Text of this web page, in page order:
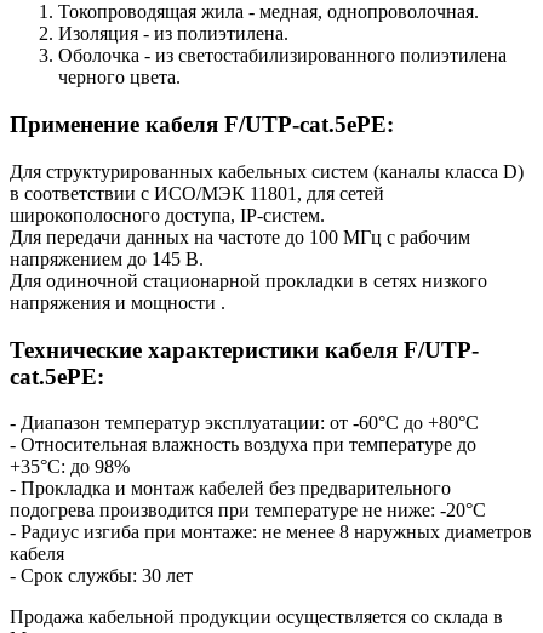
Токопроводящая жила - медная, однопроволочная.
Изоляция - из полиэтилена.
Оболочка - из светостабилизированного полиэтилена
черного цвета.
Применение кабеля F/UTP-cat.5ePE:
Для структурированных кабельных систем (каналы класса D)
в соответствии с ИСО/МЭК 11801, для сетей
широкополосного доступа, IP-систем.
Для передачи данных на частоте до 100 МГц с рабочим
напряжением до 145 В.
Для одиночной стационарной прокладки в сетях низкого
напряжения и мощности .
Технические характеристики кабеля F/UTP-
cat.5ePE:
- Диапазон температур эксплуатации: от -60°С до +80°С
- Относительная влажность воздуха при температуре до
+35°С: до 98%
- Прокладка и монтаж кабелей без предварительного
подогрева производится при температуре не ниже: -20°С
- Радиус изгиба при монтаже: не менее 8 наружных диаметров
кабеля
- Срок службы: 30 лет
Продажа кабельной продукции осуществляется со склада в